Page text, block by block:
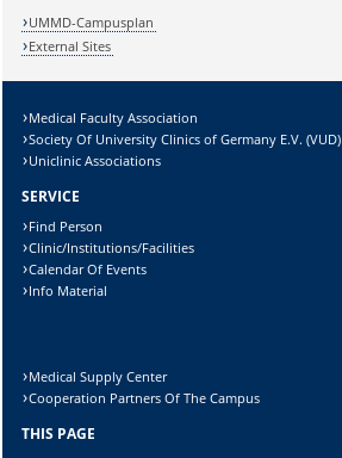
UMMD-Campusplan
External Sites
Medical Faculty Association
Society Of University Clinics of Germany E.V. (VUD)
Uniclinic Associations
SERVICE
Find Person
Clinic/Institutions/Facilities
Calendar Of Events
Info Material
Medical Supply Center
Cooperation Partners Of The Campus
THIS PAGE